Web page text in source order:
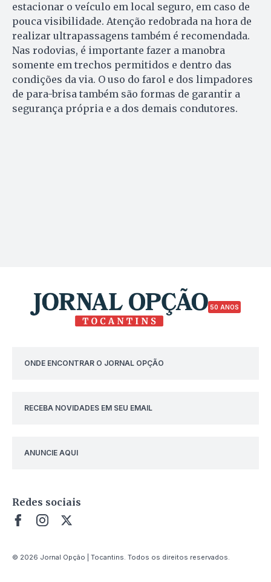
estacionar o veículo em local seguro, em caso de
pouca visibilidade. Atenção redobrada na hora de
realizar ultrapassagens também é recomendada.
Nas rodovias, é importante fazer a manobra
somente em trechos permitidos e dentro das
condições da via. O uso do farol e dos limpadores
de para-brisa também são formas de garantir a
segurança própria e a dos demais condutores.
50 ANOS
ONDE ENCONTRAR O JORNAL OPÇÃO
RECEBA NOVIDADES EM SEU EMAIL
ANUNCIE AQUI
Redes sociais
© 2026 Jornal Opção | Tocantins. Todos os direitos reservados.